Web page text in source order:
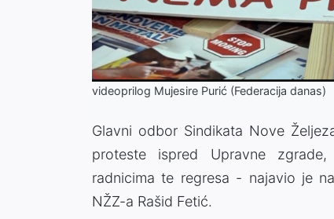
videoprilog Mujesire Purić (Federacija danas)
Glavni odbor Sindikata Nove
proteste ispred Upravne zgrade,
radnicima te regresa - najavio je
NŽZ-a Rašid Fetić.